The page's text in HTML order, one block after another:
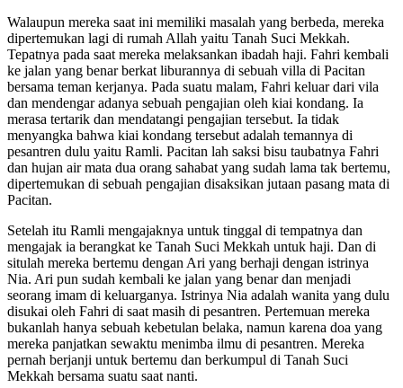
Walaupun mereka saat ini memiliki masalah yang berbeda, mereka
dipertemukan lagi di rumah Allah yaitu Tanah Suci Mekkah.
Tepatnya pada saat mereka melaksankan ibadah haji. Fahri kembali
ke jalan yang benar berkat liburannya di sebuah villa di Pacitan
bersama teman kerjanya. Pada suatu malam, Fahri keluar dari vila
dan mendengar adanya sebuah pengajian oleh kiai kondang. Ia
merasa tertarik dan mendatangi pengajian tersebut. Ia tidak
menyangka bahwa kiai kondang tersebut adalah temannya di
pesantren dulu yaitu Ramli. Pacitan lah saksi bisu taubatnya Fahri
dan hujan air mata dua orang sahabat yang sudah lama tak bertemu,
dipertemukan di sebuah pengajian disaksikan jutaan pasang mata di
Pacitan.
Setelah itu Ramli mengajaknya untuk tinggal di tempatnya dan
mengajak ia berangkat ke Tanah Suci Mekkah untuk haji. Dan di
situlah mereka bertemu dengan Ari yang berhaji dengan istrinya
Nia. Ari pun sudah kembali ke jalan yang benar dan menjadi
seorang imam di keluarganya. Istrinya Nia adalah wanita yang dulu
disukai oleh Fahri di saat masih di pesantren. Pertemuan mereka
bukanlah hanya sebuah kebetulan belaka, namun karena doa yang
mereka panjatkan sewaktu menimba ilmu di pesantren. Mereka
pernah berjanji untuk bertemu dan berkumpul di Tanah Suci
Mekkah bersama suatu saat nanti.